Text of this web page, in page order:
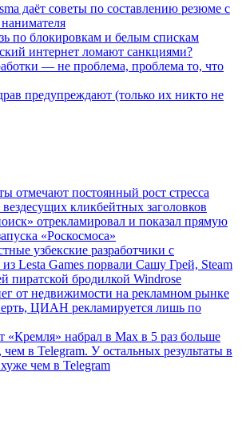
даёт советы по составлению резюме с
по блокировкам и белым спискам
интернет ломают санкциями?
— не проблема, проблема то, что
предупреждают (только их никто не
отмечают постоянный рост стресса
вездесущих кликбейтных заголовков
отрекламировал и показал прямую
«Роскосмоса»
узбекские разработчики с
Lesta Games порвали Сашу Грей, Steam
пиратской бродилкой Windrose
от недвижимости на рекламном рынке
ЦИАН рекламируется лишь по
«Кремля» набрал в Max в 5 раз больше
в Telegram. У остальных результаты в
чем в Telegram